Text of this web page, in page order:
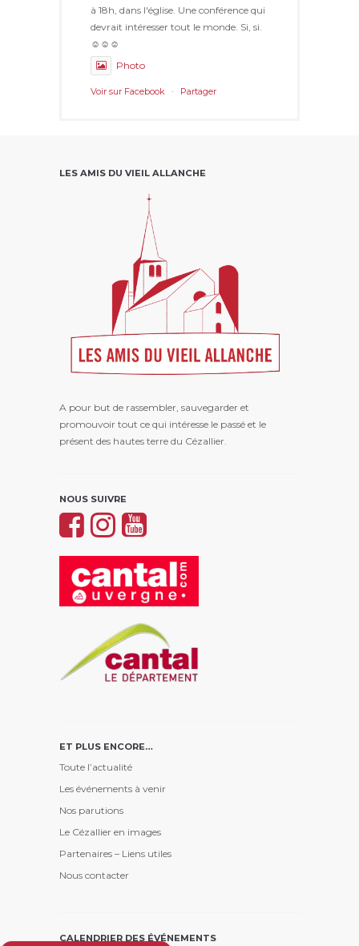
à 18h, dans l'église. Une conférence qui
devrait intéresser tout le monde. Si, si.
☺☺☺
Photo
Voir sur Facebook · Partager
LES AMIS DU VIEIL ALLANCHE
A pour but de rassembler, sauvegarder et
promouvoir tout ce qui intéresse le passé et le
présent des hautes terre du Cézallier.
NOUS SUIVRE
ET PLUS ENCORE…
Toute l’actualité
Les événements à venir
Nos parutions
Le Cézallier en images
Partenaires – Liens utiles
Nous contacter
CALENDRIER DES ÉVÉNEMENTS